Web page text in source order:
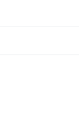
以上)免運費
以上)免運費